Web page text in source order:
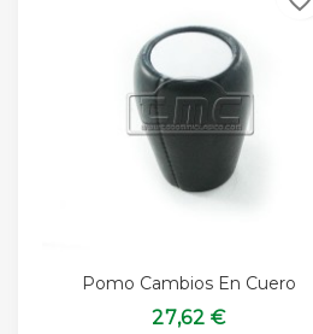
Pomo Cambios En Cuero
27,62 €